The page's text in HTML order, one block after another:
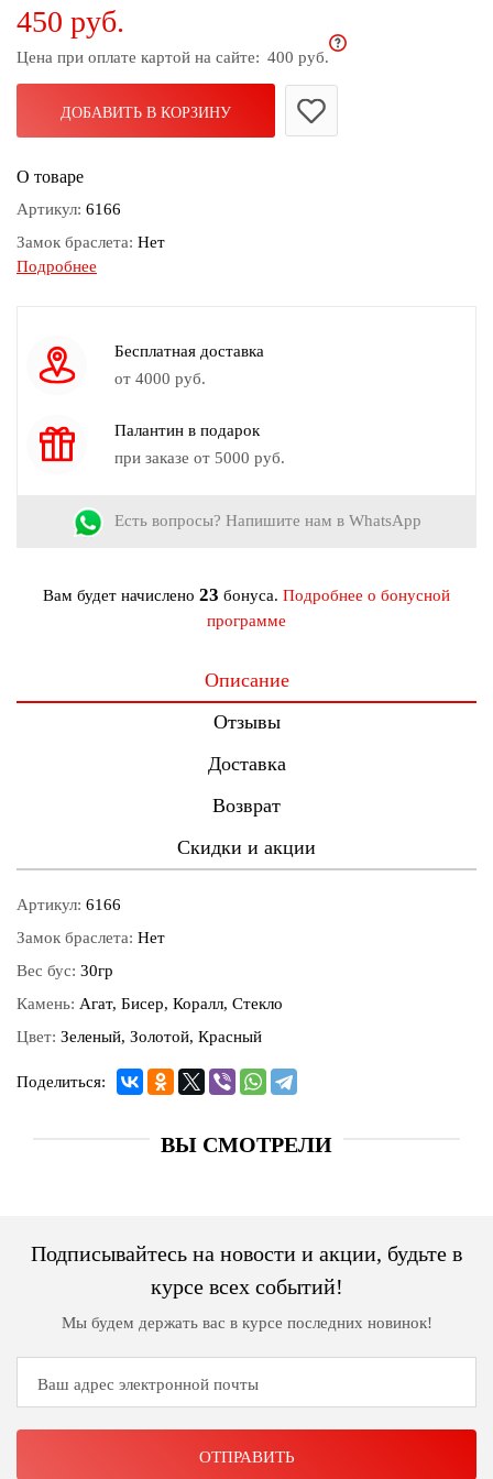
дома
Белье
и
колготки
для
пляжа
Новинки
450 руб.
Цена при оплате картой на сайте: 400 руб.
ДОБАВИТЬ В КОРЗИНУ
О товаре
Артикул: 6166
Замок браслета: Нет
Вес бус:30гр
Подробнее
Бесплатная доставка
от 4000 руб.
Палантин в подарок
при заказе от 5000 руб.
Есть вопросы? Напишите нам в WhatsApp
Вам будет начислено 23 бонуса. Подробнее о бонусной
программе
Описание
Отзывы
Доставка
Возврат
Скидки и акции
Артикул: 6166
Замок браслета: Нет
Вес бус: 30гр
Камень: Агат, Бисер, Коралл, Стекло
Цвет: Зеленый, Золотой, Красный
Поделиться:
ВЫ СМОТРЕЛИ
Подписывайтесь на новости и акции, будьте в
курсе всех событий!
Мы будем держать вас в курсе последних новинок!